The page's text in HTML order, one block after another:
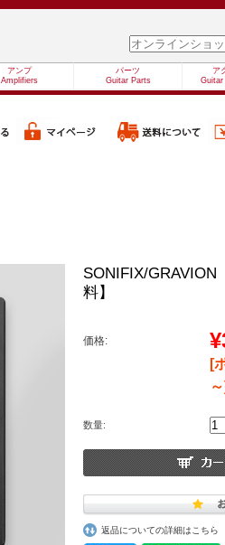
アンプ
Amplifiers
パーツ
Guitar Parts
ア
SONIFIX/GRAVION
料】
価格:
[
数量:
返品についての詳細はこちら